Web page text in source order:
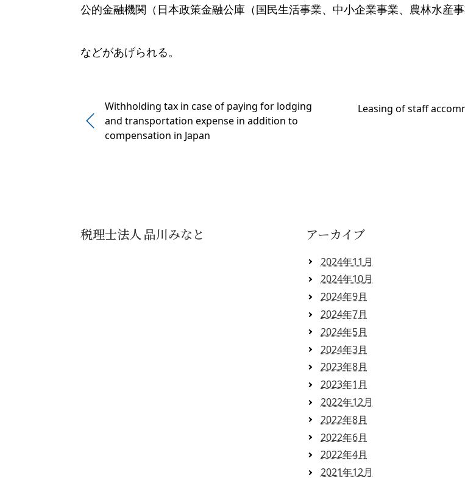
公的金融機関（日本政策金融公庫（国民生活事業、中小企業事業、農林水産事
などがあげられる。
Withholding tax in case of paying for lodging
and transportation expense in addition to
compensation in Japan
Leasing of staff
税理士法人 品川みなと アーカイブ
2024年11月
2024年10月
2024年9月
2024年7月
2024年5月
2024年3月
2023年8月
2023年1月
2022年12月
2022年8月
2022年6月
2022年4月
2021年12月